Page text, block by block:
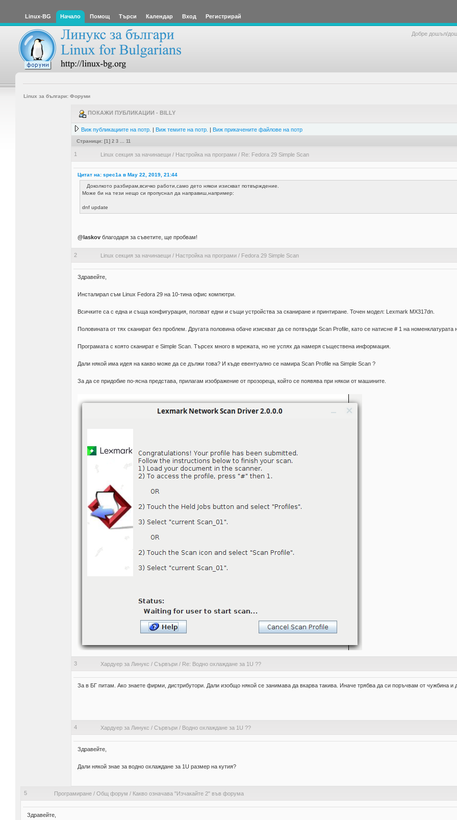
Linux-BG Начало Помощ Търси Календар Вход Регистрирай
Добре дошъл/
Linux за българи: Форуми
ПОКАЖИ ПУБЛИКАЦИИ - BILLY
Виж публикациите на потр. | Виж темите на потр. | Виж прикачените файлове на потр
Страници: [1] 2 3 11
1 Linux секция за начинаещи/ Настройка на програми/ Re: Fedora 29 Simple Scan
Цитат на: spec1a в May 22, 2019, 21:44
Доколкото разбирам,всичко работи,само дето някои изискват потвърждение.
Може би на тези нещо си пропуснал да направиш,например:
dnf update
@laskovблагодаря за съветите, ще пробвам!
2 Linux секция за начинаещи/ Настройка на програми/ Fedora 29 Simple Scan
Здравейте,
Инсталирал съм Linux Fedora 29 на 10-тина офис компютри.
Всичките са с една и съща конфигурация, ползват едни и същи устройства за сканиране и принтиране. Точен модел: Lexmark MX317dn.
Половината от тях сканират без проблем. Другата половина обаче изискват да се потвърди Scan Profile, като се натисне # 1 на
Програмата с която сканират е Simple Scan. Търсех много в мрежата, но не успях да намеря съществена информация.
Дали някой има идея на какво може да се дължи това? И къде евентуално се намира Scan Profile на Simple Scan ?
За да се придобие по-ясна представа, прилагам изображение от прозореца, който се появява при някои от машините.
3 Хардуер за Линукс / Сървъри/ Re: Водно охлаждане за 1U ??
За в БГ питам. Ако знаете фирми, дистрибутори. Дали изобщо някой се занимава да вкарва такива. Иначе трябва да си поръчвам от чужбина и
4 Хардуер за Линукс / Сървъри/ Водно охлаждане за 1U ??
Здравейте,
Дали някой знае за водно охлаждане за 1U размер на кутия?
5 Програмиране / Общ форум / Какво означава "Изчакайте 2" във форума
Здравейте,